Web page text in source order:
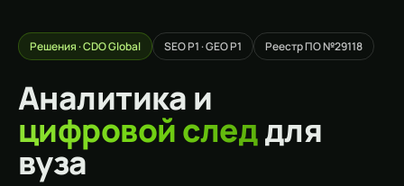
Решения · CDO Global SEO P1 · GEO P1 Реестр ПО №29118
Аналитика и
цифровой следдля
вуза